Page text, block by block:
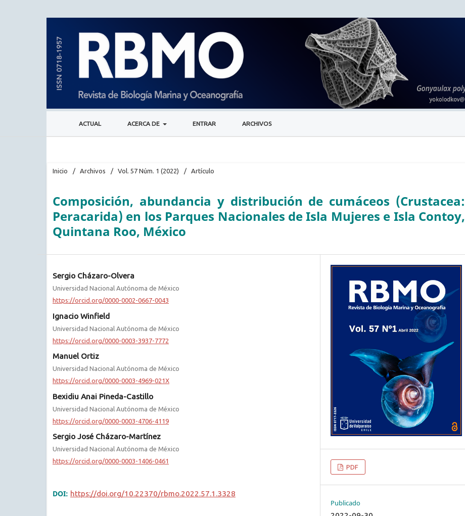
ACTUAL ACERCA DE ENTRAR ARCHIVOS
Inicio / Archivos / Vol. 57 Núm. 1 (2022) / Artículo
Composición, abundancia y distribución de cumáceos (Crustacea:
Peracarida) en los Parques Nacionales de Isla Mujeres e Isla Contoy,
Quintana Roo, México
Sergio Cházaro-Olvera
Universidad Nacional Autónoma de México
https://orcid.org/0000-0002-0667-0043
Ignacio Winfield
Universidad Nacional Autónoma de México
https://orcid.org/0000-0003-3937-7772
Manuel Ortiz
Universidad Nacional Autónoma de México
https://orcid.org/0000-0003-4969-021X
Bexidiu Anai Pineda-Castillo
Universidad Nacional Autónoma de México
https://orcid.org/0000-0003-4706-4119
Sergio José Cházaro-Martínez
Universidad Nacional Autónoma de México
https://orcid.org/0000-0003-1406-0461
DOI: https://doi.org/10.22370/rbmo.2022.57.1.3328
PDF
Publicado